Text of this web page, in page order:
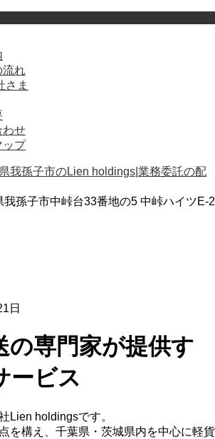
流れ
さま
わせ
ップ
日
の専門家が提供す
ービス
Lien holdingsです。
を構え、千葉県・茨城県内を中心に軽貨